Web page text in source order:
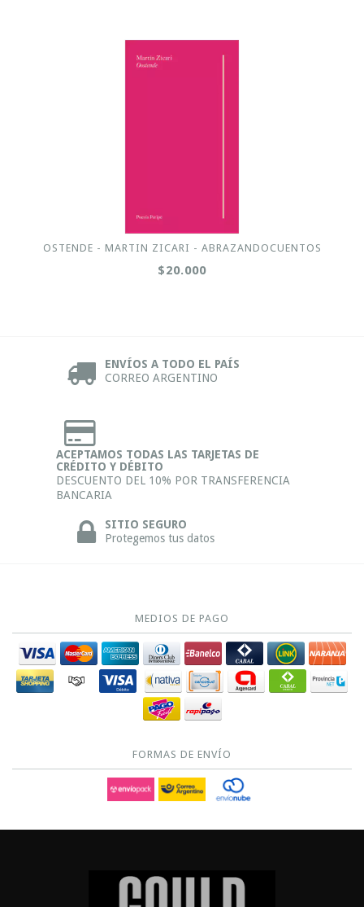
OSTENDE - MARTIN ZICARI - ABRAZANDOCUENTOS
$20.000
ENVÍOS A TODO EL PAÍS
CORREO ARGENTINO
ACEPTAMOS TODAS LAS TARJETAS DE
CRÉDITO Y DÉBITO
DESCUENTO DEL 10% POR TRANSFERENCIA
BANCARIA
SITIO SEGURO
Protegemos tus datos
MEDIOS DE PAGO
FORMAS DE ENVÍO